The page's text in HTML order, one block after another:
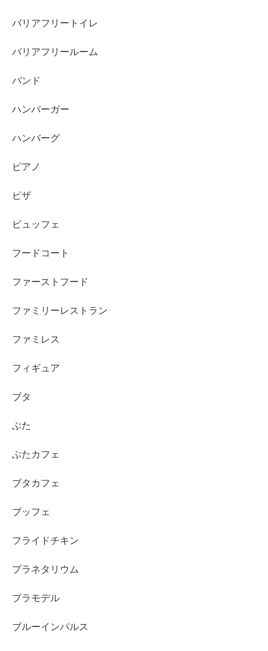
バリアフリートイレ
バリアフリールーム
バンド
ハンバーガー
ハンバーグ
ピアノ
ピザ
ビュッフェ
フードコート
ファーストフード
ファミリーレストラン
ファミレス
フィギュア
ブタ
ぶた
ぶたカフェ
ブタカフェ
ブッフェ
フライドチキン
プラネタリウム
プラモデル
ブルーインパルス